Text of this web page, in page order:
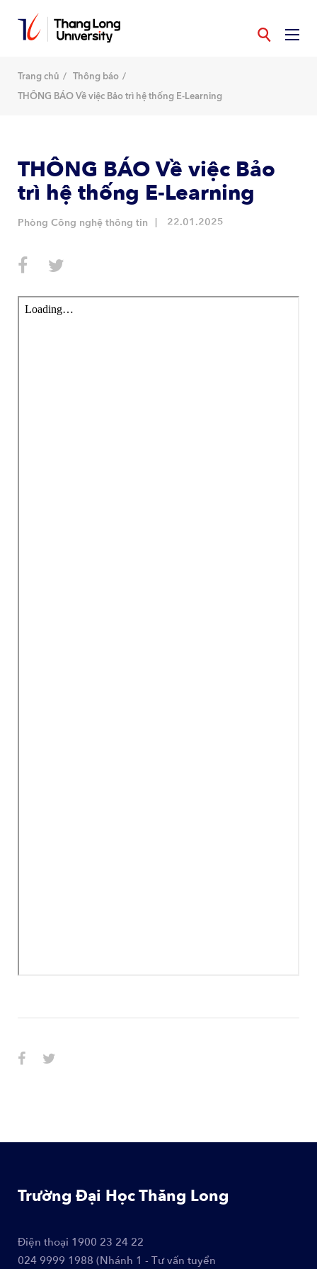
dungTrang chủ
Thông báo
THÔNG BÁO Về việc Bảo trì hệ thống E-Learning
THÔNG BÁO Về việc Bảo
trì hệ thống E-Learning
Phòng Công nghệ thông tin 22.01.2025
Trường Đại Học Thăng Long
Điện thoại 1900 23 24 22
024 9999 1988 (Nhánh 1 - Tư vấn tuyển